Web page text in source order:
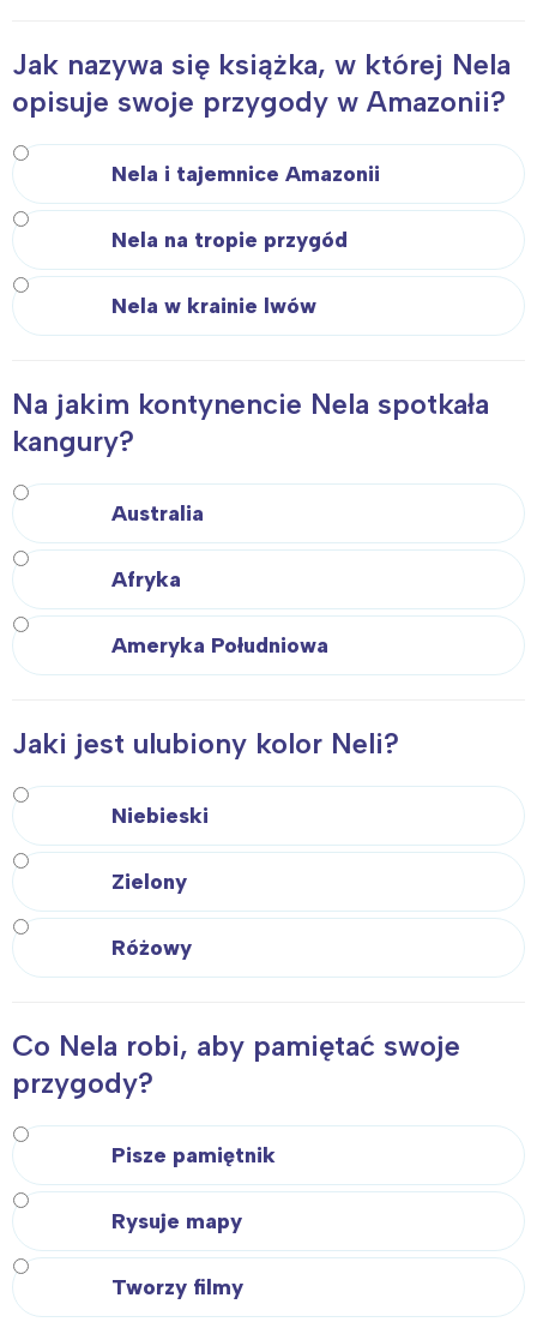
Jak nazywa się książka, w której Nela
opisuje swoje przygody w Amazonii?
Nela i tajemnice Amazonii
Nela na tropie przygód
Nela w krainie lwów
Na jakim kontynencie Nela spotkała
kangury?
Australia
Afryka
Ameryka Południowa
Jaki jest ulubiony kolor Neli?
Niebieski
Zielony
Różowy
Co Nela robi, aby pamiętać swoje
przygody?
Pisze pamiętnik
Rysuje mapy
Tworzy filmy